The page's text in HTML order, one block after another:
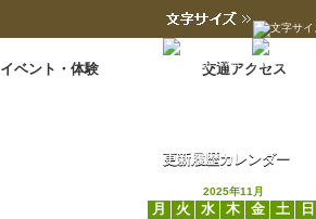
Language switch翻訳について
イベント・体験 交通アクセス
更新履歴カレンダー
2025年11月
月 火 水 木 金 土
日